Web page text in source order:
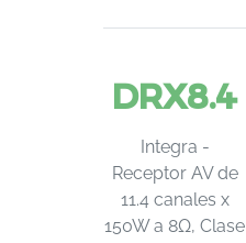
DRX8.4
Integra -
Receptor AV de
11.4 canales x
150W a 8Ω, Clase